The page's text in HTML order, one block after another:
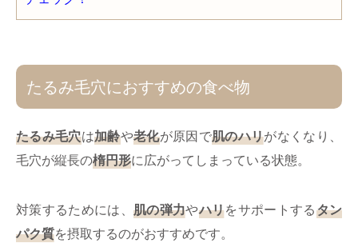
たるみ毛穴におすすめの食べ物
たるみ毛穴は加齢や老化が原因で肌のハリがなくなり、
毛穴が縦長の楕円形に広がってしまっている状態。
対策するためには、 肌の弾力やハリをサポートするタン
パク質を摂取するのがおすすめです。